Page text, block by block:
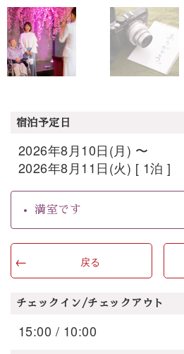
宿泊予定日
2026年8月10日(月) 〜
2026年8月11日(火) [ 1泊 ]
満室です
戻る
チェックイン/チェックアウト
15:00 / 10:00